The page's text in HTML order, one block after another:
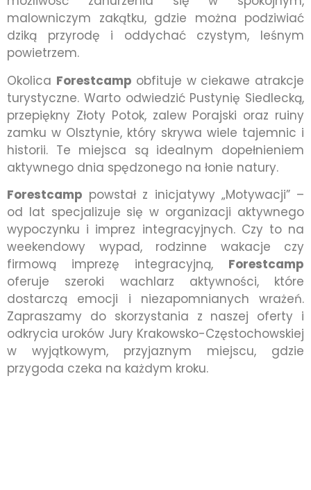
malowniczym zakątku, gdzie można podziwiać
dziką przyrodę i oddychać czystym, leśnym
powietrzem.
Okolica Forestcamp obfituje w ciekawe atrakcje
turystyczne. Warto odwiedzić Pustynię Siedlecką,
przepiękny Złoty Potok, zalew Porajski oraz ruiny
zamku w Olsztynie, który skrywa wiele tajemnic i
historii. Te miejsca są idealnym dopełnieniem
aktywnego dnia spędzonego na łonie natury.
Forestcamp powstał z inicjatywy „Motywacji” –
od lat specjalizuje się w organizacji aktywnego
wypoczynku i imprez integracyjnych. Czy to na
weekendowy wypad, rodzinne wakacje czy
firmową imprezę integracyjną, Forestcamp
oferuje szeroki wachlarz aktywności, które
dostarczą emocji i niezapomnianych wrażeń.
Zapraszamy do skorzystania z naszej oferty i
odkrycia uroków Jury Krakowsko-Częstochowskiej
w wyjątkowym, przyjaznym miejscu, gdzie
przygoda czeka na każdym kroku.